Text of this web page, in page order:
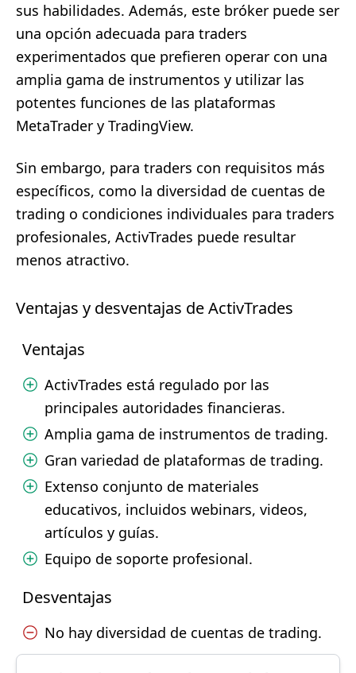
sus habilidades. Además, este bróker puede ser
una opción adecuada para traders
experimentados que prefieren operar con una
amplia gama de instrumentos y utilizar las
potentes funciones de las plataformas
MetaTrader y TradingView.
Sin embargo, para traders con requisitos más
específicos, como la diversidad de cuentas de
trading o condiciones individuales para traders
profesionales, ActivTrades puede resultar
menos atractivo.
Ventajas y desventajas de ActivTrades
Ventajas
ActivTrades está regulado por las
principales autoridades financieras.
Amplia gama de instrumentos de trading.
Gran variedad de plataformas de trading.
Extenso conjunto de materiales
educativos, incluidos webinars, videos,
artículos y guías.
Equipo de soporte profesional.
Desventajas
No hay diversidad de cuentas de trading.